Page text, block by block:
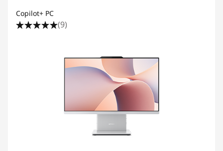
Copilot+ PC
(9)